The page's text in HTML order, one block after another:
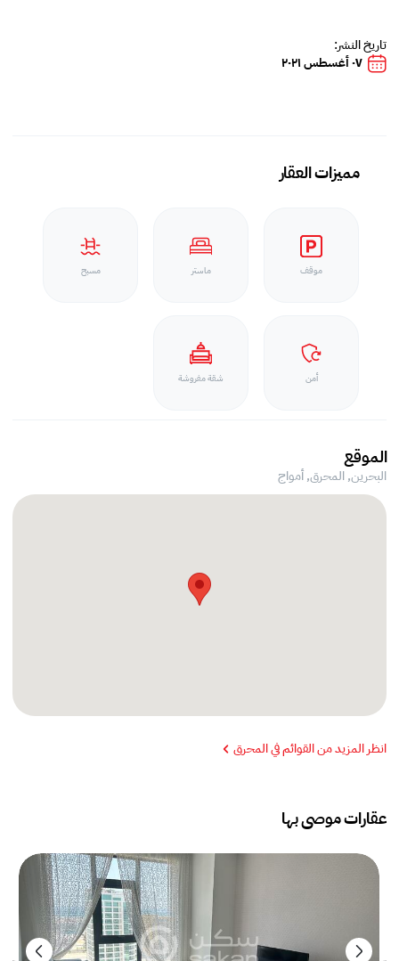
تاريخ النشر:
٠٧ أغسطس ٢٠٢١
مميزات العقار
موقف ماستر مسبح
أمن شقة مفروشة
الموقع
البحرين, المحرق,أمواج
انظر المزيد من القوائم في المحرق
عقارات موصى بها